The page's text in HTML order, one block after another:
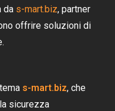
da s-mart.biz, partner
offrire soluzioni di
s-mart.biz, che
sicurezza